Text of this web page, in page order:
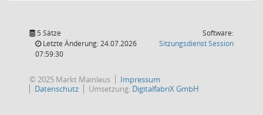
5 Sätze
Letzte Änderung: 24.07.2026
07:59:30
Software:
SitzungsdienstSession(Wird in
© 2025 Markt Mainleus
Impressum
Datenschutz
Umsetzung: DigitalfabriX GmbH